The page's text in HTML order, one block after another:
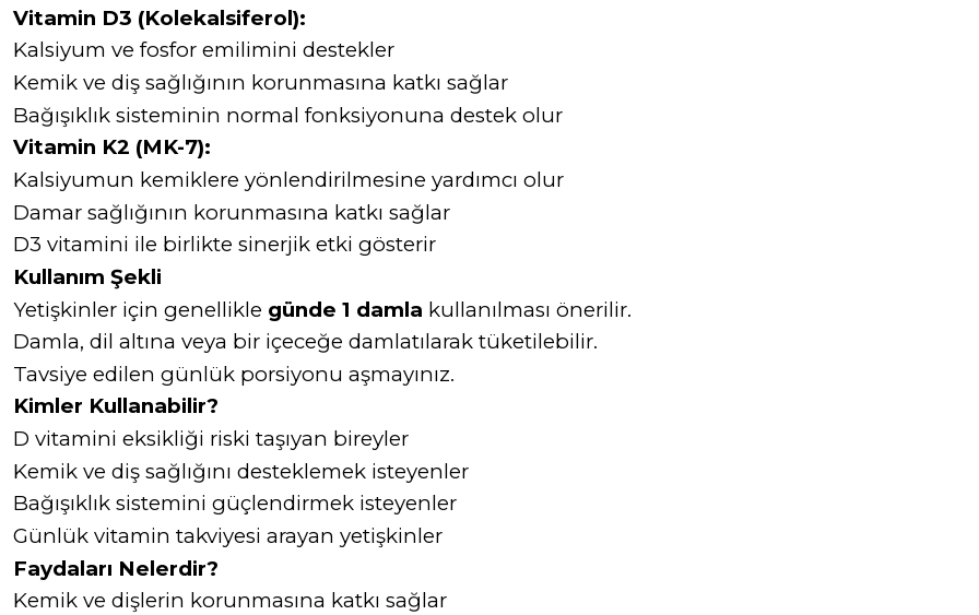
Vitamin D3 (Kolekalsiferol):
Kalsiyum ve fosfor emilimini destekler
Kemik ve diş sağlığının korunmasına katkı sağlar
Bağışıklık sisteminin normal fonksiyonuna destek olur
Vitamin K2 (MK-7):
Kalsiyumun kemiklere yönlendirilmesine yardımcı olur
Damar sağlığının korunmasına katkı sağlar
D3 vitamini ile birlikte sinerjik etki gösterir
Kullanım Şekli
Yetişkinler için genellikle günde 1 damla kullanılması önerilir.
Damla, dil altına veya bir içeceğe damlatılarak tüketilebilir.
Tavsiye edilen günlük porsiyonu aşmayınız.
Kimler Kullanabilir?
D vitamini eksikliği riski taşıyan bireyler
Kemik ve diş sağlığını desteklemek isteyenler
Bağışıklık sistemini güçlendirmek isteyenler
Günlük vitamin takviyesi arayan yetişkinler
Faydaları Nelerdir?
Kemik ve dişlerin korunmasına katkı sağlar